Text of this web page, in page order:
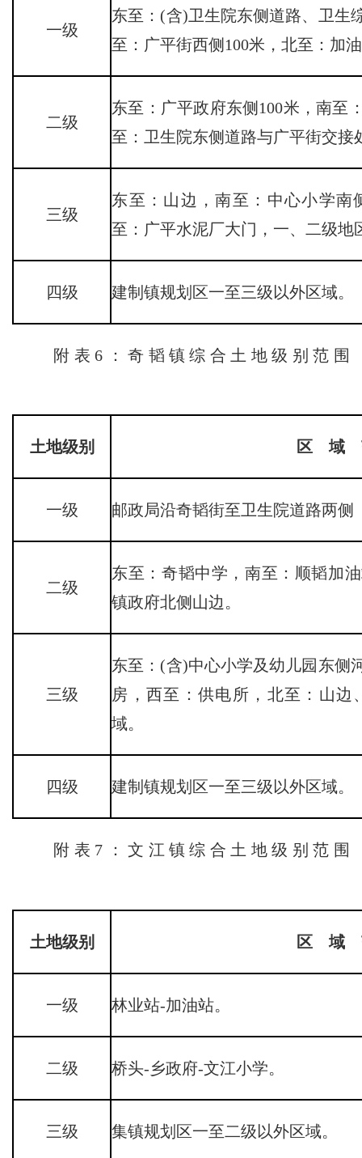
一级
东至：(含)卫生院东侧道路、卫生
至：广平街西侧100米，北至：加
二级
东至：广平政府东侧100米，南至
至：卫生院东侧道路与广平街交接
三级
东至：山边，南至：中心小学南
至：广平水泥厂大门，一、二级地
四级 建制镇规划区一至三级以外区域。
附表6：奇韬镇综合土地级别范围
土地级别 区 域
一级 邮政局沿奇韬街至卫生院道路两侧
二级
东至：奇韬中学，南至：顺韬加
镇政府北侧山边。
三级
东至：(含)中心小学及幼儿园东侧
房，西至：供电所，北至：山
域。
四级 建制镇规划区一至三级以外区域。
附表7：文江镇综合土地级别范围
土地级别 区 域
一级 林业站-加油站。
二级 桥头-乡政府-文江小学。
三级 集镇规划区一至二级以外区域。